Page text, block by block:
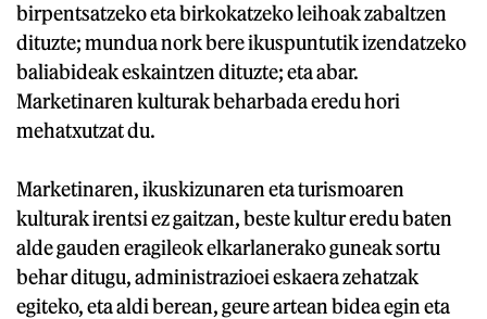
birpentsatzeko eta birkokatzeko leihoak zabaltzen
dituzte; mundua nork bere ikuspuntutik izendatzeko
baliabideak eskaintzen dituzte; eta abar.
Marketinaren kulturak beharbada eredu hori
mehatxutzat du.
Marketinaren, ikuskizunaren eta turismoaren
kulturak irentsi ez gaitzan, beste kultur eredu baten
alde gauden eragileok elkarlanerako guneak sortu
behar ditugu, administrazioei eskaera zehatzak
egiteko, eta aldi berean, geure artean bidea egin eta